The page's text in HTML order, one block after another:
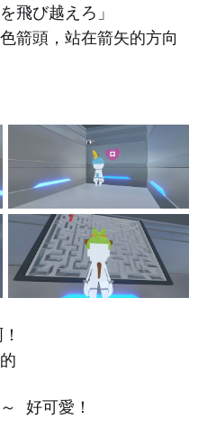
飛び越えろ」
箭頭，站在箭矢的方向
好可愛！